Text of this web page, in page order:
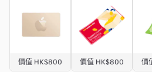
價值 HK$800 價值 HK$800 價